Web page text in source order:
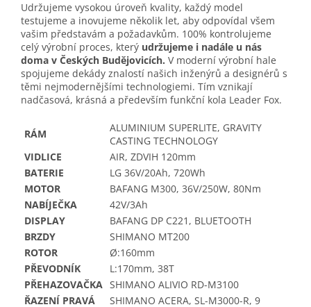
Udržujeme vysokou úroveň kvality, každý model
testujeme a inovujeme několik let, aby odpovídal všem
vašim představám a požadavkům. 100% kontrolujeme
celý výrobní proces, který udržujeme i nadále u nás
doma v Českých Budějovicích. V moderní výrobní hale
spojujeme dekády znalostí našich inženýrů a designérů s
těmi nejmodernějšími technologiemi. Tím vznikají
nadčasová, krásná a především funkční kola Leader Fox.
RÁM
ALUMINIUM SUPERLITE, GRAVITY
CASTING TECHNOLOGY
VIDLICE
AIR, ZDVIH 120mm
BATERIE
LG 36V/20Ah, 720Wh
MOTOR
BAFANG M300, 36V/250W, 80Nm
NABÍJEČKA
42V/3Ah
DISPLAY
BAFANG DP C221, BLUETOOTH
BRZDY
SHIMANO MT200
ROTOR
Ø:160mm
PŘEVODNÍK
L:170mm, 38T
PŘEHAZOVAČKA SHIMANO ALIVIO RD-M3100
ŘAZENÍ PRAVÁ
SHIMANO ACERA, SL-M3000-R, 9